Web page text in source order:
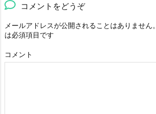
コメントをどうぞ
メールアドレスが公開されることはありません。
は必須項目です
コメント